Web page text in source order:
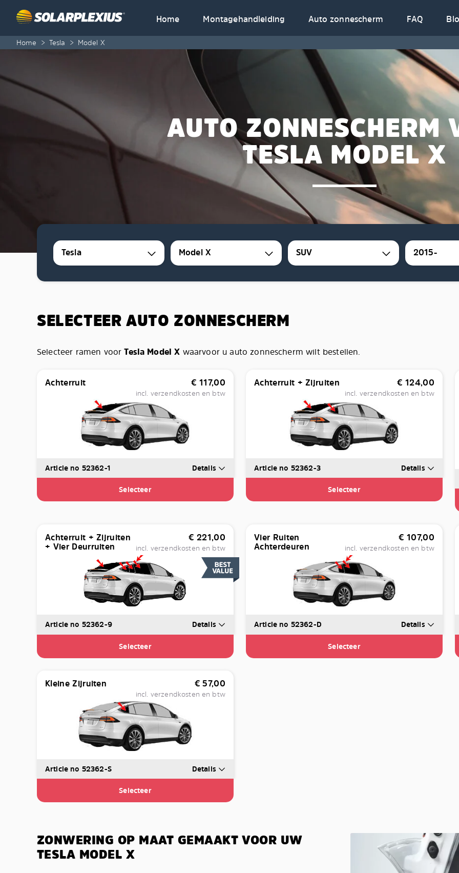
Home
Montagehandleiding Auto zonnescherm FAQ
Home > Tesla > Model X
AUTO ZONNESCHERM
TESLA MODEL X
Tesla Model X SUV 2015-
SELECTEER AUTO ZONNESCHERM
Selecteer ramen voorTesla Model X waarvoor u auto zonnescherm wilt bestellen.
Achterruit € 117,00
incl. verzendkosten en btw
Article no 52362-1 Details
Selecteer
Achterruit + Zijruiten € 124,00
incl. verzendkosten en btw
Article no 52362-3 Details
Selecteer
Achterruit + Zijruiten
+ Vier Deurruiten
€ 221,00
incl. verzendkosten en btw
Article no 52362-9 Details
Selecteer
Vier Ruiten
Achterdeuren
€ 107,00
incl. verzendkosten en btw
Article no 52362-D Details
Selecteer
Kleine Zijruiten € 57,00
incl. verzendkosten en btw
Article no 52362-S Details
Selecteer
ZONWERING OP MAAT GEMAAKT VOOR UW
TESLA MODEL X